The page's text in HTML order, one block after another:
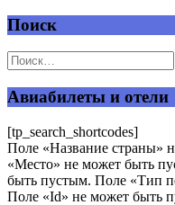
Добавить
Ваш адрес email не будет
Поиск
Авиабилеты и отели
[tp_search_shortcodes]
Поле «Название страны»
«Место» не может быть
быть пустым. Поле «Тип
Поле «Id» не может быть